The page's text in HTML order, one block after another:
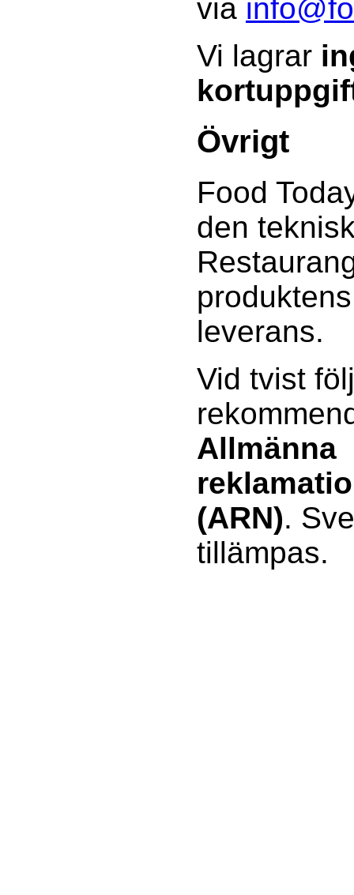
via
Vi lagrar
Övrigt
Food
den
leverans.
Vid tvist
Allmänna
(ARN).
tillämpas.